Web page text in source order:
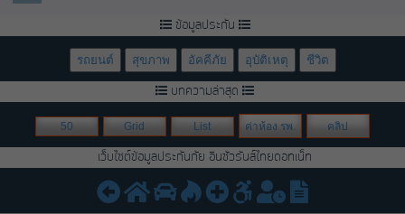
ข้อมูลประกัน
รถยนต์ สุขภาพ อัคคีภัย อุบัติเหตุ ชีวิต
บทความล่าสุด
50 Grid List ค่าห้อง รพ. คลิป
เว็บไซต์ข้อมูลประกันภัย อินชัวรันส์ไทยดอทเน็ท